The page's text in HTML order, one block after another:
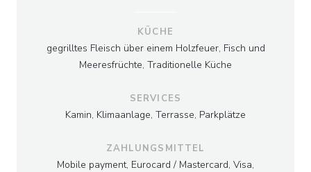
KÜCHE
gegrilltes Fleisch über einem Holzfeuer, Fisch und
Meeresfrüchte, Traditionelle Küche
SERVICES
Kamin, Klimaanlage, Terrasse, Parkplätze
ZAHLUNGSMITTEL
Mobile payment, Eurocard / Mastercard, Visa,